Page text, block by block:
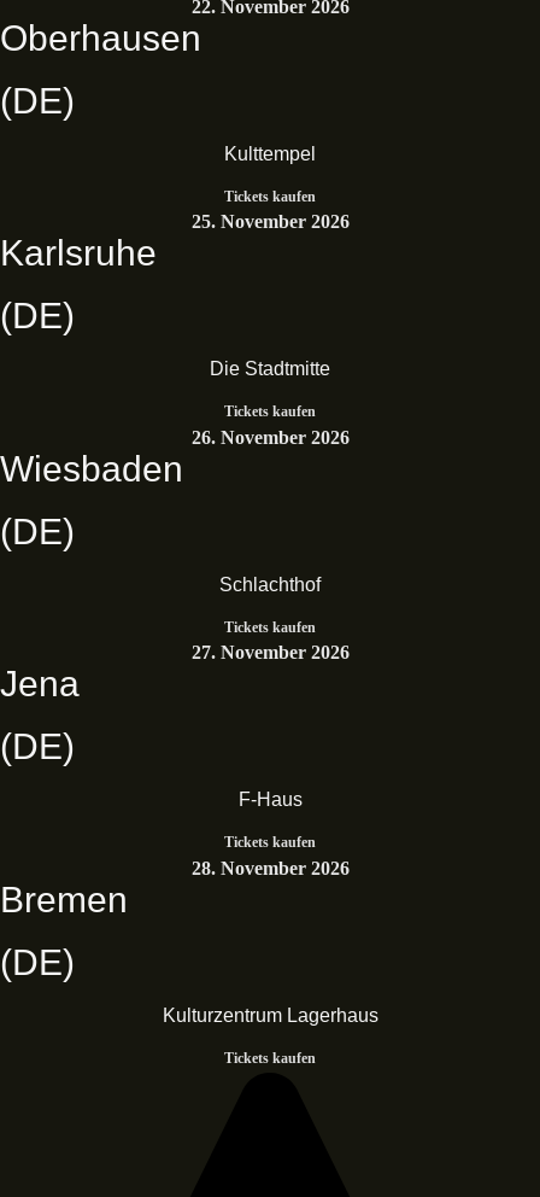
22. November 2026
Oberhausen
(DE)
Kulttempel
Tickets kaufen
25. November 2026
Karlsruhe
(DE)
Die Stadtmitte
Tickets kaufen
26. November 2026
Wiesbaden
(DE)
Schlachthof
Tickets kaufen
27. November 2026
Jena
(DE)
F-Haus
Tickets kaufen
28. November 2026
Bremen
(DE)
Kulturzentrum Lagerhaus
Tickets kaufen